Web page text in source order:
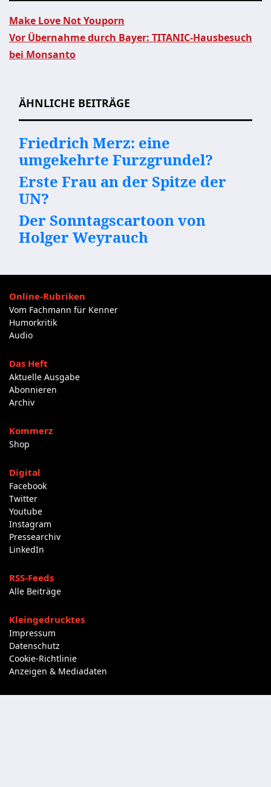
Beitragsnavigation
Make Love Not Youporn
Vor Übernahme durch Bayer: TITANIC-Hausbesuch
bei Monsanto
ÄHNLICHE BEITRÄGE
Friedrich Merz: eine
umgekehrte Furzgrundel?
Erste Frau an der Spitze der
UN?
Der Sonntagscartoon von
Holger Weyrauch
Online-Rubriken
Vom Fachmann für Kenner
Humorkritik
Audio
Das Heft
Aktuelle Ausgabe
Abonnieren
Archiv
Kommerz
Shop
Digital
Facebook
Twitter
Youtube
Instagram
Pressearchiv
LinkedIn
RSS-Feeds
Alle Beiträge
Kleingedrucktes
Impressum
Datenschutz
Cookie-Richtlinie
Anzeigen & Mediadaten